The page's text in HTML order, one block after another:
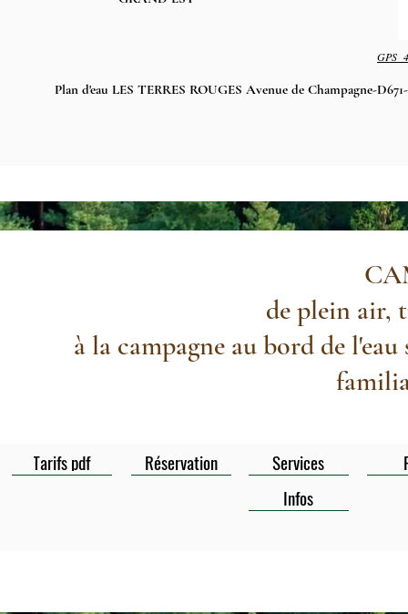
GPS
Plan d'eau LES TERRES ROUGES Avenue de Champagne-
de plein air,
à la campagne au bord de
Tarifs pdf Réservation Services
Infos